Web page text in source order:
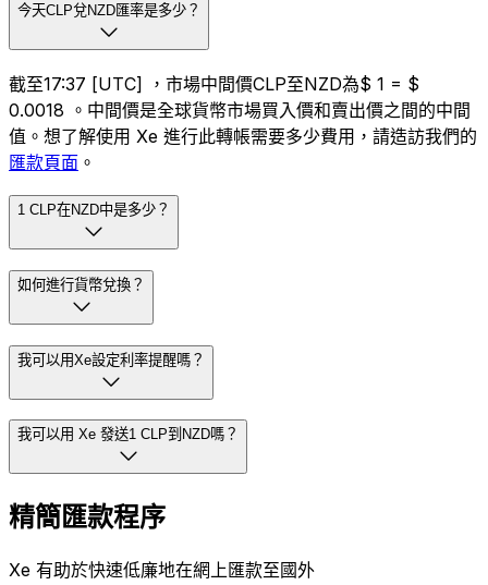
今天CLP兌NZD匯率是多少？
截至17:37 [UTC] ，市場中間價CLP至NZD為$ 1 = $
0.0018 。中間價是全球貨幣市場買入價和賣出價之間的中間
值。想了解使用 Xe 進行此轉帳需要多少費用，請造訪我們的
匯款頁面 。
1 CLP在NZD中是多少？
如何進行貨幣兌換？
我可以用Xe設定利率提醒嗎？
我可以用 Xe 發送1 CLP到NZD嗎？
精簡匯款程序
Xe 有助於快速低廉地在網上匯款至國外